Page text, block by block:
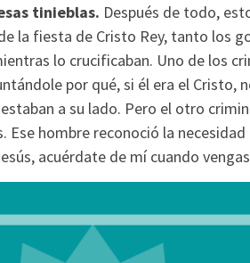
tinieblas. Después de todo,
la fiesta de Cristo Rey, tanto los
lo crucificaban. Uno de los
por qué, si él era el Cristo,
a su lado. Pero el otro
Ese hombre reconoció la
acuérdate de mí cuando